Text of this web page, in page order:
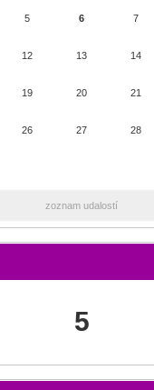
5 6 7
12 13 14
19 20 21
26 27 28
zoznam udalostí
5